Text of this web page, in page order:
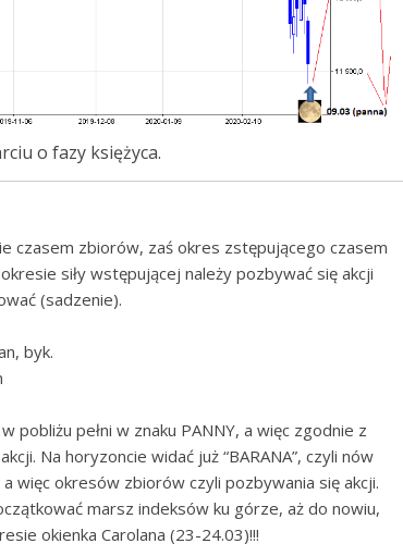
o fazy księżyca.
czasem zbiorów, zaś okres zstępującego czasem
siły wstępującej należy pozbywać się akcji
(sadzenie).
byk.
pobliżu pełni w znaku PANNY, a więc zgodnie z
Na horyzoncie widać już “BARANA”, czyli nów
więc okresów zbiorów czyli pozbywania się akcji.
marsz indeksów ku górze, aż do nowiu,
okienka Carolana (23-24.03)!!!